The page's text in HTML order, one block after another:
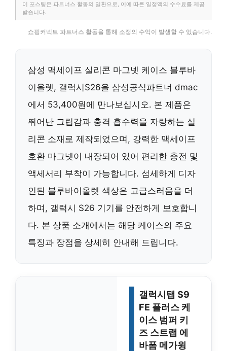
이 포스팅은 파트너스 활동의 일환으로, 이에 따른 일정액의 수수료를 제공
받습니다.
쇼핑커넥트 파트너스 활동을 통해 소정의 수익이 발생할 수 있습니다.
삼성 맥세이프 실리콘 마그넷 케이스 블루바
이올렛, 갤럭시S26을 삼성공식파트너 dmac
에서 53,400원에 만나보십시오. 본 제품은
뛰어난 그립감과 충격 흡수력을 자랑하는 실
리콘 소재로 제작되었으며, 강력한 맥세이프
호환 마그넷이 내장되어 있어 편리한 충전 및
액세서리 부착이 가능합니다. 섬세하게 디자
인된 블루바이올렛 색상은 고급스러움을 더
하며, 갤럭시 S26 기기를 안전하게 보호합니
다. 본 상품 소개에서는 해당 케이스의 주요
특징과 장점을 상세히 안내해 드립니다.
갤럭시탭 S9
FE 플러스 케
이스 범퍼 키
즈 스트랩 에
바폼 메가윙